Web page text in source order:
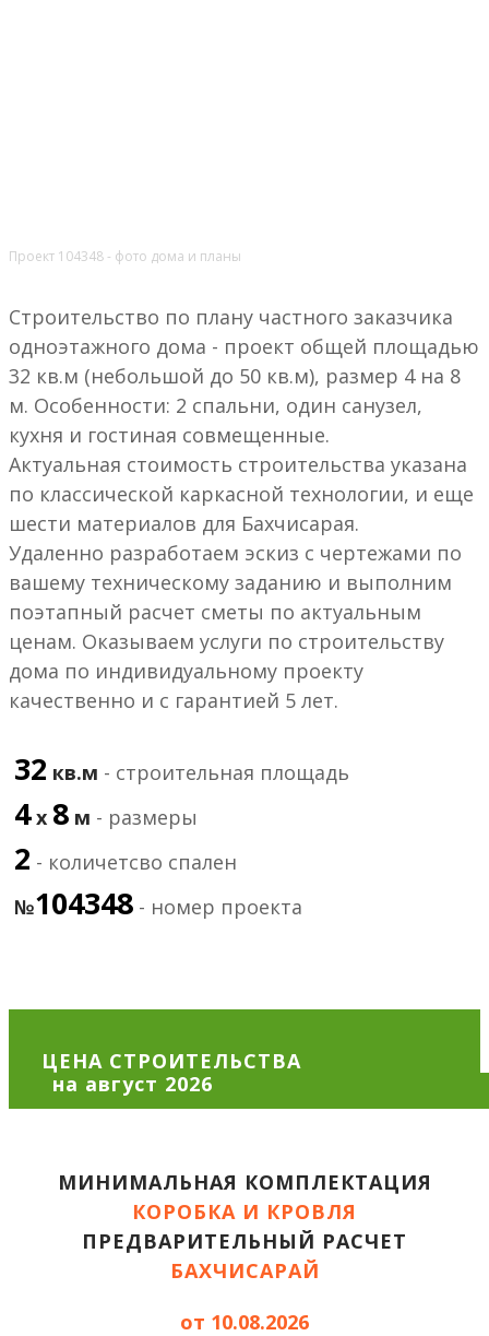
Проект 104348 - фото дома и планы
Строительство по плану частного заказчика
одноэтажного дома - проект общей площадью
32 кв.м (небольшой до 50 кв.м), размер 4 на 8
м. Особенности: 2 спальни, один санузел,
кухня и гостиная совмещенные.
Актуальная стоимость строительства указана
по классической каркасной технологии, и еще
шести материалов для Бахчисарая.
Удаленно разработаем эскиз с чертежами по
вашему техническому заданию и выполним
поэтапный расчет сметы по актуальным
ценам. Оказываем услуги по строительству
дома по индивидуальному проекту
качественно и с гарантией 5 лет.
32 кв.м - строительная площадь
4 х 8 м - размеры
2 - количетсво спален
№104348 - номер проекта
ЦЕНА СТРОИТЕЛЬСТВА
МИНИМАЛЬНАЯ КОМПЛЕКТАЦИЯ
КОРОБКА И КРОВЛЯ
ПРЕДВАРИТЕЛЬНЫЙ РАСЧЕТ
БАХЧИСАРАЙ
от 10.08.2026